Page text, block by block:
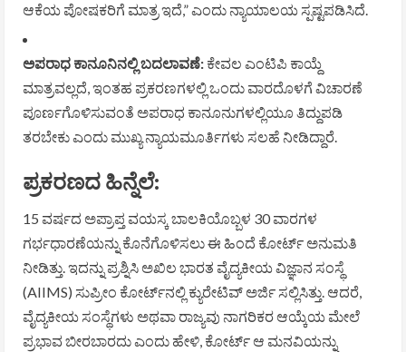
ಆಕೆಯ ಪೋಷಕರಿಗೆ ಮಾತ್ರ ಇದೆ,” ಎಂದು ನ್ಯಾಯಾಲಯ ಸ್ಪಷ್ಟಪಡಿಸಿದೆ.
ಅಪರಾಧ ಕಾನೂನಿನಲ್ಲಿ ಬದಲಾವಣೆ: ಕೇವಲ ಎಂಟಿಪಿ ಕಾಯ್ದೆ
ಮಾತ್ರವಲ್ಲದೆ, ಇಂತಹ ಪ್ರಕರಣಗಳಲ್ಲಿ ಒಂದು ವಾರದೊಳಗೆ ವಿಚಾರಣೆ
ಪೂರ್ಣಗೊಳಿಸುವಂತೆ ಅಪರಾಧ ಕಾನೂನುಗಳಲ್ಲಿಯೂ ತಿದ್ದುಪಡಿ
ತರಬೇಕು ಎಂದು ಮುಖ್ಯ ನ್ಯಾಯಮೂರ್ತಿಗಳು ಸಲಹೆ ನೀಡಿದ್ದಾರೆ.
ಪ್ರಕರಣದ ಹಿನ್ನೆಲೆ:
15 ವರ್ಷದ ಅಪ್ರಾಪ್ತ ವಯಸ್ಕ ಬಾಲಕಿಯೊಬ್ಬಳ 30 ವಾರಗಳ
ಗರ್ಭಧಾರಣೆಯನ್ನು ಕೊನೆಗೊಳಿಸಲು ಈ ಹಿಂದೆ ಕೋರ್ಟ್ ಅನುಮತಿ
ನೀಡಿತ್ತು. ಇದನ್ನು ಪ್ರಶ್ನಿಸಿ ಅಖಿಲ ಭಾರತ ವೈದ್ಯಕೀಯ ವಿಜ್ಞಾನ ಸಂಸ್ಥೆ
(AIIMS) ಸುಪ್ರೀಂ ಕೋರ್ಟ್‌ನಲ್ಲಿ ಕ್ಯುರೇಟಿವ್ ಅರ್ಜಿ ಸಲ್ಲಿಸಿತ್ತು. ಆದರೆ,
ವೈದ್ಯಕೀಯ ಸಂಸ್ಥೆಗಳು ಅಥವಾ ರಾಜ್ಯವು ನಾಗರಿಕರ ಆಯ್ಕೆಯ ಮೇಲೆ
ಪ್ರಭಾವ ಬೀರಬಾರದು ಎಂದು ಹೇಳಿ, ಕೋರ್ಟ್ ಆ ಮನವಿಯನ್ನು